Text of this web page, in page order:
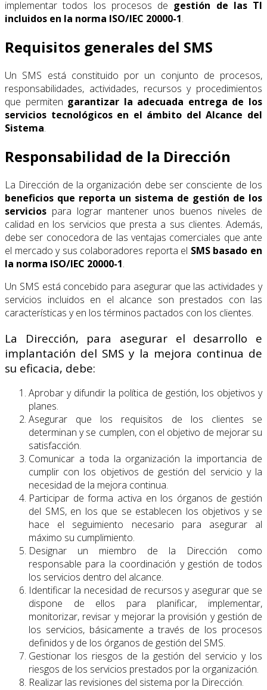
implementar todos los procesos de gestión de las TI
incluidos en la norma ISO/IEC 20000-1.
Requisitos generales del SMS
Un SMS está constituido por un conjunto de procesos,
responsabilidades, actividades, recursos y procedimientos
que permiten garantizar la adecuada entrega de los
servicios tecnológicos en el ámbito del Alcance del
Sistema.
Responsabilidad de la Dirección
La Dirección de la organización debe ser consciente de los
beneficios que reporta un sistema de gestión de los
servicios para lograr mantener unos buenos niveles de
calidad en los servicios que presta a sus clientes. Además,
debe ser conocedora de las ventajas comerciales que ante
el mercado y sus colaboradores reporta el SMS basado en
la norma ISO/IEC 20000-1.
Un SMS está concebido para asegurar que las actividades y
servicios incluidos en el alcance son prestados con las
características y en los términos pactados con los clientes.
La Dirección, para asegurar el desarrollo e
implantación del SMS y la mejora continua de
su eficacia, debe:
Aprobar y difundir la política de gestión, los objetivos y
planes.
Asegurar que los requisitos de los clientes se
determinan y se cumplen, con el objetivo de mejorar su
satisfacción.
Comunicar a toda la organización la importancia de
cumplir con los objetivos de gestión del servicio y la
necesidad de la mejora continua.
Participar de forma activa en los órganos de gestión
del SMS, en los que se establecen los objetivos y se
hace el seguimiento necesario para asegurar al
máximo su cumplimiento.
Designar un miembro de la Dirección como
responsable para la coordinación y gestión de todos
los servicios dentro del alcance.
Identificar la necesidad de recursos y asegurar que se
dispone de ellos para planificar, implementar,
monitorizar, revisar y mejorar la provisión y gestión de
los servicios, básicamente a través de los procesos
definidos y de los órganos de gestión del SMS.
Gestionar los riesgos de la gestión del servicio y los
riesgos de los servicios prestados por la organización.
Realizar las revisiones del sistema por la Dirección.